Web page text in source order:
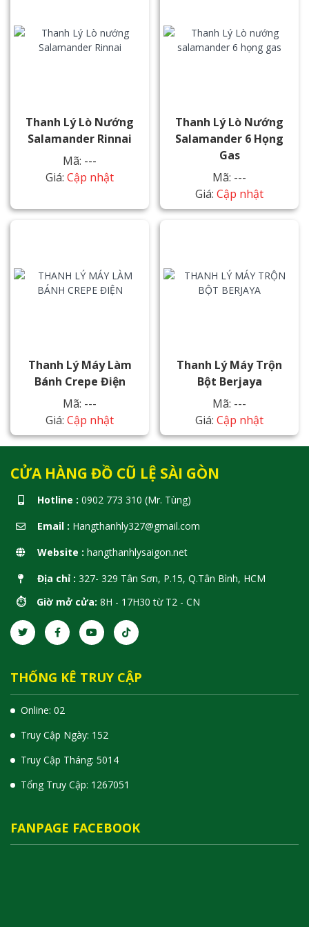
Thanh Lý Lò Nướng
Salamander Rinnai
Mã: ---
Giá: Cập nhật
Thanh Lý Lò Nướng
Salamander 6 Họng
Gas
Mã: ---
Giá: Cập nhật
Thanh Lý Máy Làm
Bánh Crepe Điện
Mã: ---
Giá: Cập nhật
Thanh Lý Máy Trộn
Bột Berjaya
Mã: ---
Giá: Cập nhật
CỬA HÀNG ĐỒ CŨ LỆ SÀI GÒN
Hotline : 0902 773 310 (Mr. Tùng)
Email : Hangthanhly327@gmail.com
Website : hangthanhlysaigon.net
Địa chỉ : 327- 329 Tân Sơn, P.15, Q.Tân Bình, HCM
⏱️ Giờ mở cửa: 8H - 17H30 từ T2 - CN
THỐNG KÊ TRUY CẬP
Online: 02
Truy Cập Ngày: 152
Truy Cập Tháng: 5014
Tổng Truy Cập: 1 267051
FANPAGE FACEBOOK